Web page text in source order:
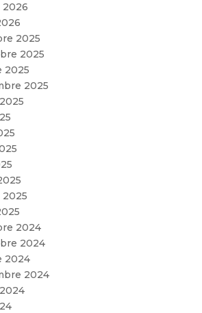
2025
2025
2025
2025
2024
2024
2024
2024